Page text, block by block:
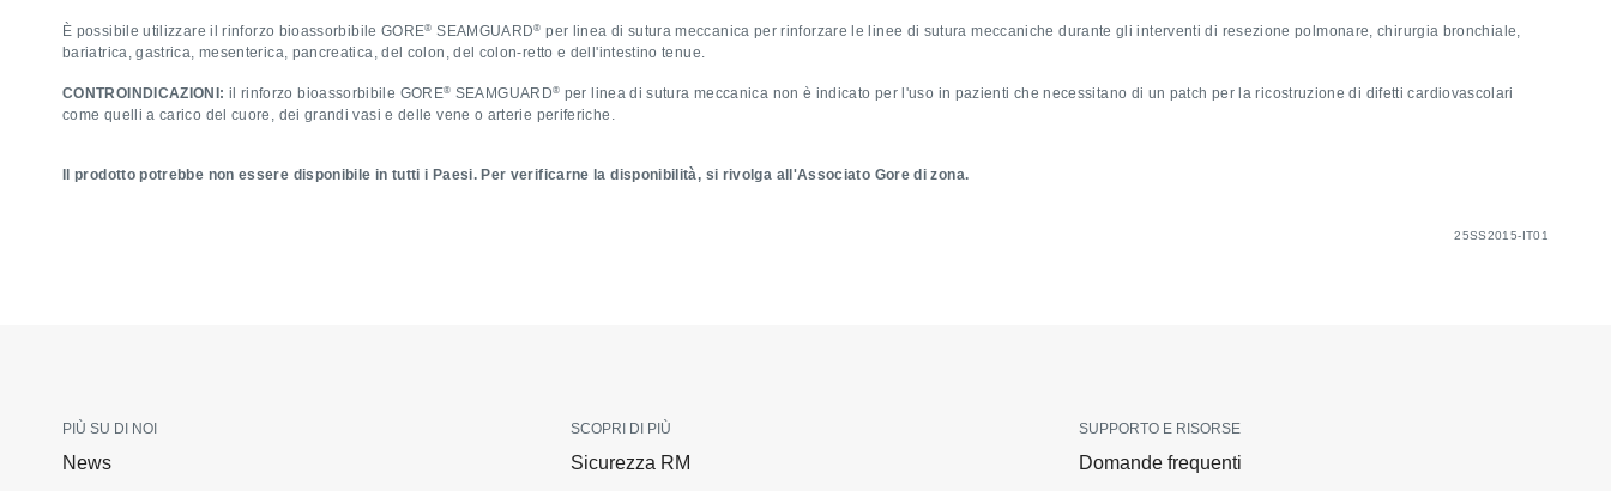
È possibile utilizzare il rinforzo bioassorbibile GORE® SEAMGUARD® per linea di sutura meccanica per rinforzare le linee di sutura meccaniche durante gli interventi di resezione polmonare, chirurgia bronchiale,
bariatrica, gastrica, mesenterica, pancreatica, del colon, del colon-retto e dell'intestino tenue.
CONTROINDICAZIONI: il rinforzo bioassorbibile GORE® SEAMGUARD® per linea di sutura meccanica non è indicato per l'uso in pazienti che necessitano di un patch per la ricostruzione di difetti cardiovascolari
come quelli a carico del cuore, dei grandi vasi e delle vene o arterie periferiche.
Il prodotto potrebbe non essere disponibile in tutti i Paesi. Per verificarne la disponibilità, si rivolga all'Associato Gore di zona.
25SS2015-IT01
PIÙ SU DI NOI
News
SCOPRI DI PIÙ
Sicurezza RM
SUPPORTO E RISORSE
Domande frequenti